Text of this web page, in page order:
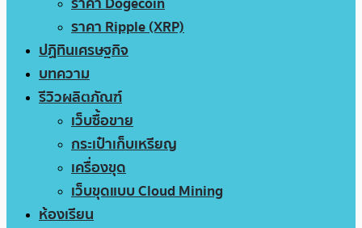
ราคา Ripple (XRP)
ปฏิทินเศรษฐกิจ
บทความ
รีวิวผลิตภัณฑ์
เว็บซื้อขาย
กระเป๋าเก็บเหรียญ
เครื่องขุด
เว็บขุดแบบ Cloud Mining
ห้องเรียน